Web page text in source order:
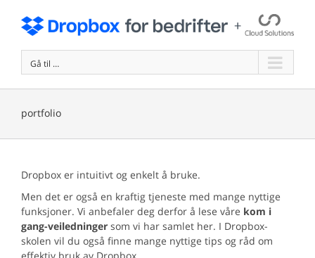
Gå til …
portfolio
Dropbox er intuitivt og enkelt å bruke.
Men det er også en kraftig tjeneste med mange nyttige
funksjoner. Vi anbefaler deg derfor å lese våre kom i
gang-veiledninger som vi har samlet her. I Dropbox-
skolen vil du også finne mange nyttige tips og råd om